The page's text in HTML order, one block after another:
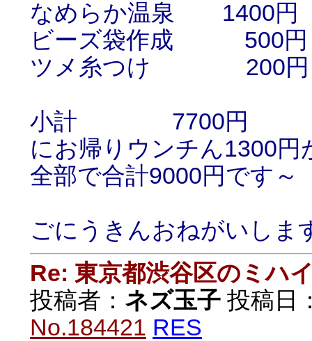
なめらか温泉 1400円
ビーズ袋作成 500円
ツメ糸つけ 200円
小計 7700円
にお帰りウンチん1300円
全部で合計9000円です～
ごにうきんおねがいしま
Re: 東京都渋谷区のミハ
投稿者： ネズ玉子 投稿日
No.184421 RES